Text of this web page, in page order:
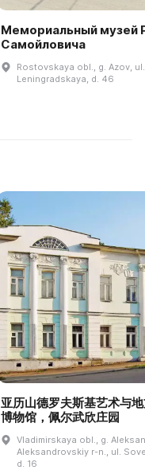
Мемориальный музей
Самойловича
Rostovskaya obl., g. Azov, ul.
Leningradskaya, d. 46
亚历山德罗夫斯基艺术与
博物馆，佩尔武欣庄园
Vladimirskaya obl., g.
Aleksandrovskiy r-n., ul.
d. 16